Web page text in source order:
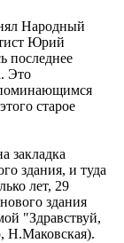
Народный
Юрий
последнее
Это
старое
закладка
здания, и туда
лет, 29
здания
"Здравствуй,
Н.Маковская).